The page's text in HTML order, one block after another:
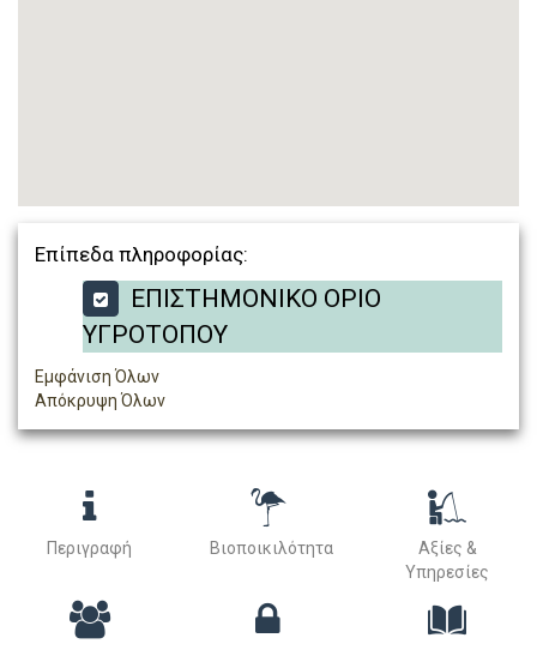
Επίπεδα πληροφορίας:
ΕΠΙΣΤΗΜΟΝΙΚΟ ΟΡΙΟ
ΥΓΡΟΤΟΠΟΥ
Εμφάνιση Όλων
Απόκρυψη Όλων
Περιγραφή Βιοποικιλότητα
Αξίες &
Υπηρεσίες